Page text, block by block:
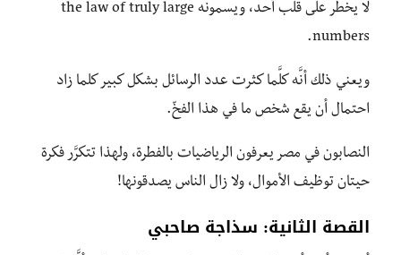
لا يخطر على قلب أحد، ويسمونه the law of truly large
numbers.
ويعني ذلك أنَّه كلَّما كثرت عدد الرسائل بشكل كبير كلما زاد
احتمال أن يقع شخص ما في هذا الفخّ.
النصابون في مصر يعرفون الرياضيات بالفطرة، ولهذا تتكرَّر فكرة
حيتان توظيف الأموال، ولا زال الناس يصدقونها!
القصة الثانية: سذاجة صاحبي